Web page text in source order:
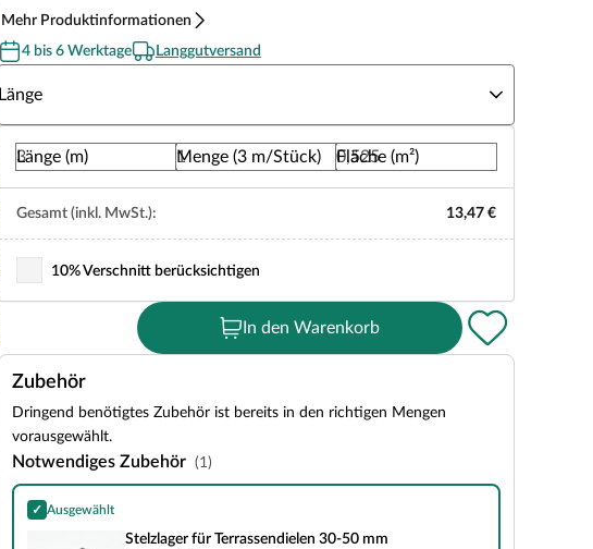
Mehr Produktinformationen
4 bis 6 Werktage
Langgutversand
Länge
Länge (m) Menge (3 m/Stück) Fläche (m²)
Gesamt (inkl. MwSt.): 13,47 €
10% Verschnitt berücksichtigen
In den Warenkorb
Zubehör
Dringend benötigtes Zubehör ist bereits in den richtigen Mengen
vorausgewählt.
Notwendiges Zubehör (1)
✓ Ausgewählt
Stelzlager für Terrassendielen 30-50 mm
Stelzlager für Terrassendielen 30-50 mm